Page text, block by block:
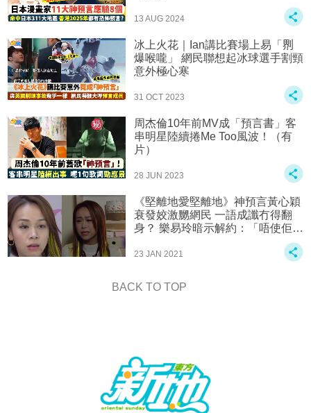
13 AUG 2024
冰上火花｜Ian講比賽場上易「𠝹
爆喉嚨」 網民聯想起冰球選手割頸
意外極心寒
31 OCT 2023
周杰倫10年前MV成「預言書」客
串明星陸續捲Me Too風波！（有
片）
28 JUN 2023
《堅離地愛堅離地》神預言黃心穎
衰發姣激嬲網民 一語成讖冇得翻
身？ 樂易玲暗示解約：「唔使佢賠
23 JAN 2021
BACK TO TOP